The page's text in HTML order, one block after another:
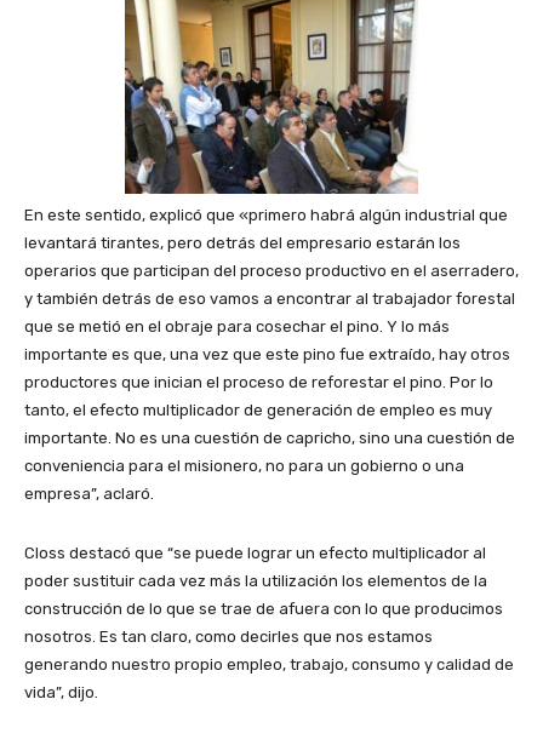
En este sentido, explicó que «primero habrá algún industrial que
levantará tirantes, pero detrás del empresario estarán los
operarios que participan del proceso productivo en el aserradero,
y también detrás de eso vamos a encontrar al trabajador forestal
que se metió en el obraje para cosechar el pino. Y lo más
importante es que, una vez que este pino fue extraído, hay otros
productores que inician el proceso de reforestar el pino. Por lo
tanto, el efecto multiplicador de generación de empleo es muy
importante. No es una cuestión de capricho, sino una cuestión de
conveniencia para el misionero, no para un gobierno o una
empresa”, aclaró.
Closs destacó que “se puede lograr un efecto multiplicador al
poder sustituir cada vez más la utilización los elementos de la
construcción de lo que se trae de afuera con lo que producimos
nosotros. Es tan claro, como decirles que nos estamos
generando nuestro propio empleo, trabajo, consumo y calidad de
vida”, dijo.